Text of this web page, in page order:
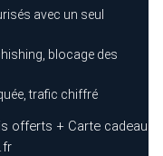
avec un seul
blocage des
trafic chiffré
offerts + Carte cadeau